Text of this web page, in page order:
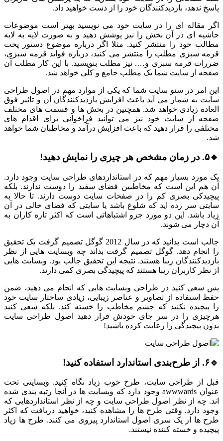
پاسخ ندهد، بازدیدکنندگان خود را از دست خواهید داد.
اگر مقاله ای را در سایت خود می نویسید بهتر است موضوعات
حاشیه ای در آن بخش را نیز پوشش دهید و به صورت لایه به لایه
مطالب خود را منتشر کنید. مثلا اگر درباره موضوع دستور پخت
قرمه سبزی مطلب را منتشر می کنید، درباره فواید قرمه سبزی،
ضررات قرمه سبزی و…. نیز مطلب بنویسید. با این کار مطلب آن
صفحه از سایت شما یک مطلب جامع و کلی خواهد شد.
این امر در سئو سایت شما که یکی از موارد مهم در اصول طراحی
سایت به شمار می آید باعث افزایش بازدیدکنندگان آن و تاثیر فوق
العاده زیادی خواهد شد. همچنین در بخش ها و قسمت های مختلف
صفحه از سایت خود نیز می توانید فراخوانی برای اقدام های
مختلفی را قرار دهید که باعث افزایش درآمد و مخاطبان شما خواهد
شد.
🔹۵. در زمان مشخص هر چیزی را نمایش دهید!
یک مورد بسیار مهم که در استانداردهای طراحی سایت وجود دارد.
آن هم این است که مخاطبین فضای سفید را دوست ندارند. بلکه
پیچیدکی بصری کم را در صفحات سایت دوست دارند. تا حالا به
سایتی سر زده اید که شلوغ باشد یا سایتی که فضای خالی در آن
زیاد باشد. این دو مورد جزو اشتباهاتی است که اکثر تازه کاران به
آن دچار می شوند.
جالب است بدانید که در سال 2012 گوگل تصمیم گرفت یک تحقیق
را انجام دهد. گوگل تصمیم گرفت بداند چه وبسایت هایی از نظر
بازدیدکنندگان زیبا هستند. نتیجه این تحقیق جالب بود. وبسایت هایی
از نظر کاربران زیبا هستند که پیچیدگی بصری کمی دارند.
پس سعی کنید در طراحی وبسایت هایی که انجام می دهید، ضمن
حفظ استفاده از تصاویر و عناصر زیبایی، زیادی ساختار سایت خود
را پیچیده نکنید که چشم مخاطب را خسته کند. بلکه سعی کنید
هرچیزی را در سر جای خودش قرار دهید اصول طراحی سایت
بدون پیچیدگی را رعایت کرده باشید!
🔹۶. از طرح‌بندی استاندارد استفاده کنید!
قبل از طراحی سایت، طرح خوب زیاد نگاه کنید. وبسایتی تحت
عنوان awwwards وجود دارد که وبسایت ها در آنجا رتبه بندی شده
اند. چه از نظر اصول طراحی سایت و چه از نظر استانداردهایی که
وجود دارد. وقتی طرح ها را مشاهده کنید، خواهید دریافت که اکثر
طرح ها از یک سری اصول استاندارد پیروی می کنند. طرح ها زیاد
پیچیده و خسته کننده نیستند.